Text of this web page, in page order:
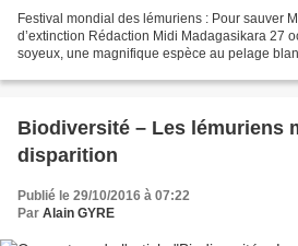
Festival mondial des lémuriens : Pour sauver
d’extinction Rédaction Midi Madagasikara 27
soyeux, une magnifique espèce au pelage
Biodiversité – Les lémuriens
disparition
Publié le 29/10/2016 à 07:22
Par Alain GYRE